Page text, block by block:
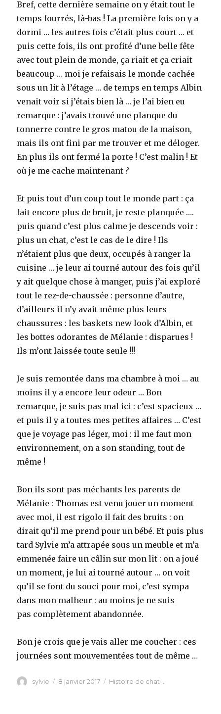
Bref, cette dernière semaine on y était tout le
temps fourrés, là-bas ! La première fois on y a
dormi … les autres fois c’était plus court … et
puis cette fois, ils ont profité d’une belle fête
avec tout plein de monde, ça riait et ça criait
beaucoup … moi je refaisais le monde cachée
sous un lit à l’étage … de temps en temps Albin
venait voir si j’étais bien là … je l’ai bien eu
remarque : j’avais trouvé une planque du
tonnerre contre le gros matou de la maison,
mais ils ont fini par me trouver et me déloger.
En plus ils ont fermé la porte ! C’est malin ! Et
où je me cache maintenant ?
Et puis tout d’un coup tout le monde part : ça
fait encore plus de bruit, je reste planquée ….
puis quand c’est plus calme je descends voir :
plus un chat, c’est le cas de le dire ! Ils
n’étaient plus que deux, occupés à ranger la
cuisine … je leur ai tourné autour des fois qu’il
y ait quelque chose à manger, puis j’ai exploré
tout le rez-de-chaussée : personne d’autre,
d’ailleurs il n’y avait même plus leurs
chaussures : les baskets new look d’Albin, et
les bottes odorantes de Mélanie : disparues !
Ils m’ont laissée toute seule !!!
Je suis remontée dans ma chambre à moi … au
moins il y a encore leur odeur … Bon
remarque, je suis pas mal ici : c’est spacieux …
et puis il y a toutes mes petites affaires … C’est
que je voyage pas léger, moi : il me faut mon
environnement, on a son standing, tout de
même !
Bon ils sont pas méchants les parents de
Mélanie : Thomas est venu jouer un moment
avec moi, il est rigolo il fait des bruits : on
dirait qu’il me prend pour un bébé. Et puis plus
tard Sylvie m’a attrapée sous un meuble et m’a
emmenée faire un câlin sur mon lit : on a joué
un moment, je lui ai tourné autour … on voit
qu’il se font du souci pour moi, c’est sympa
dans mon malheur : au moins je ne suis
pas complètement abandonnée.
Bon je crois que je vais aller me coucher : ces
journées sont mouvementées tout de même …
Auteur
sylvie
Publié
8 janvier 2017 Catégories
Histoire de chat ...